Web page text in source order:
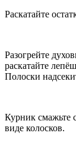
Раскатайте
Разогрейте
раскатайте
Полоски
Курник смажьте
виде колосков.